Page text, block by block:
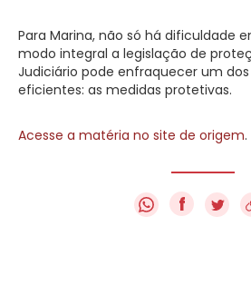
Para Marina, não só há dificuldade
modo integral a legislação de
Judiciário pode enfraquecer um
eficientes: as medidas protetivas.
Acesse a matéria no site de origem.
f